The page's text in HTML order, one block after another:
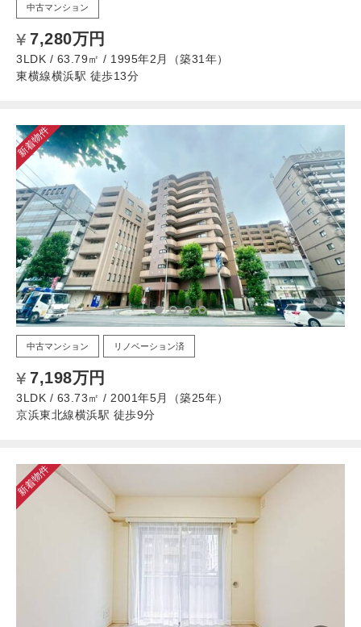
中古マンション
7,280万円
3LDK / 63.79㎡ / 1995年2月（築31年）
東横線横浜駅 徒歩13分
新着物件
中古マンション リノベーション済
7,198万円
3LDK / 63.73㎡ / 2001年5月（築25年）
京浜東北線横浜駅 徒歩9分
新着物件